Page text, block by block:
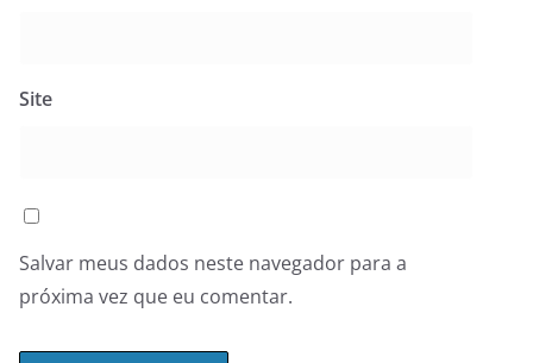
Site
Salvar meus dados neste navegador para a
próxima vez que eu comentar.